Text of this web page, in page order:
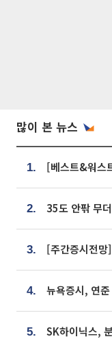
많이 본 뉴스
1.
2.
3.
4.
5.